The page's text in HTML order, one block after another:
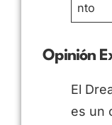
nto
Opinión
El
es un